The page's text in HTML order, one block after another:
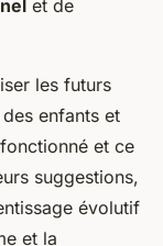
et de
les futurs
enfants et
et ce
suggestions,
évolutif
et la